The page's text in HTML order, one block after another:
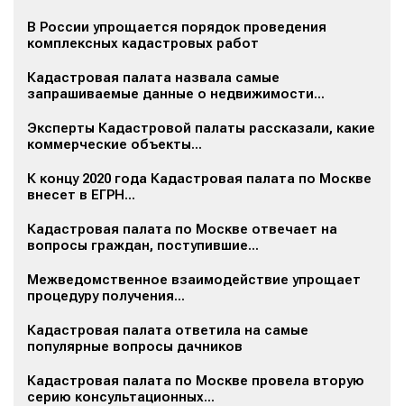
В России упрощается порядок проведения
комплексных кадастровых работ
Кадастровая палата назвала самые
запрашиваемые данные о недвижимости...
Эксперты Кадастровой палаты рассказали, какие
коммерческие объекты...
К концу 2020 года Кадастровая палата по Москве
внесет в ЕГРН...
Кадастровая палата по Москве отвечает на
вопросы граждан, поступившие...
Межведомственное взаимодействие упрощает
процедуру получения...
Кадастровая палата ответила на самые
популярные вопросы дачников
Кадастровая палата по Москве провела вторую
серию консультационных...